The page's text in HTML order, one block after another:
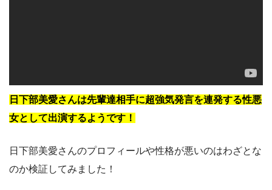
日下部美愛さんは先輩達相手に超強気発言を連発する性悪
女として出演するようです！
日下部美愛さんのプロフィールや性格が悪いのはわざとな
のか検証してみました！